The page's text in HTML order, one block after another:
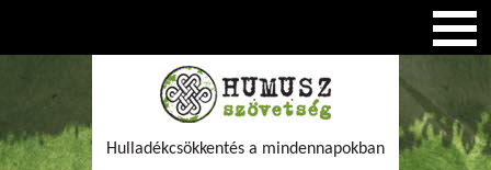
Hulladékcsökkentés a mindennapokban